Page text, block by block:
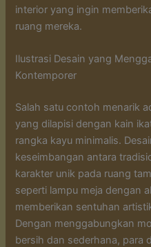
interior yang ingin
ruang mereka.
Ilustrasi Desain yang
Kontemporer
Salah satu contoh menarik
yang dilapisi dengan kain
rangka kayu minimalis.
keseimbangan antara
karakter unik pada ruang
seperti lampu meja dengan
memberikan sentuhan
Dengan menggabungkan
bersih dan sederhana, para